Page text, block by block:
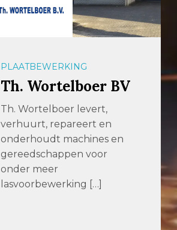
PLAATBEWERKING
Th. Wortelboer BV
Th. Wortelboer levert,
verhuurt, repareert en
onderhoudt machines en
gereedschappen voor
onder meer
lasvoorbewerking […]